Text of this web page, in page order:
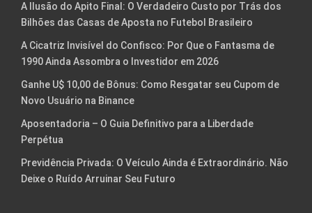
A Ilusão do Apito Final: O Verdadeiro Custo por Trás dos
Bilhões das Casas de Aposta no Futebol Brasileiro
A Cicatriz Invisível do Confisco: Por Que o Fantasma de
1990 Ainda Assombra o Investidor em 2026
Ganhe U$ 10,00 de Bônus: Como Resgatar seu Cupom de
Novo Usuário na Binance
Aposentadoria – O Guia Definitivo para a Liberdade
Perpétua
Previdência Privada: O Veículo Ainda é Extraordinário. Não
Deixe o Ruído Arruinar Seu Futuro